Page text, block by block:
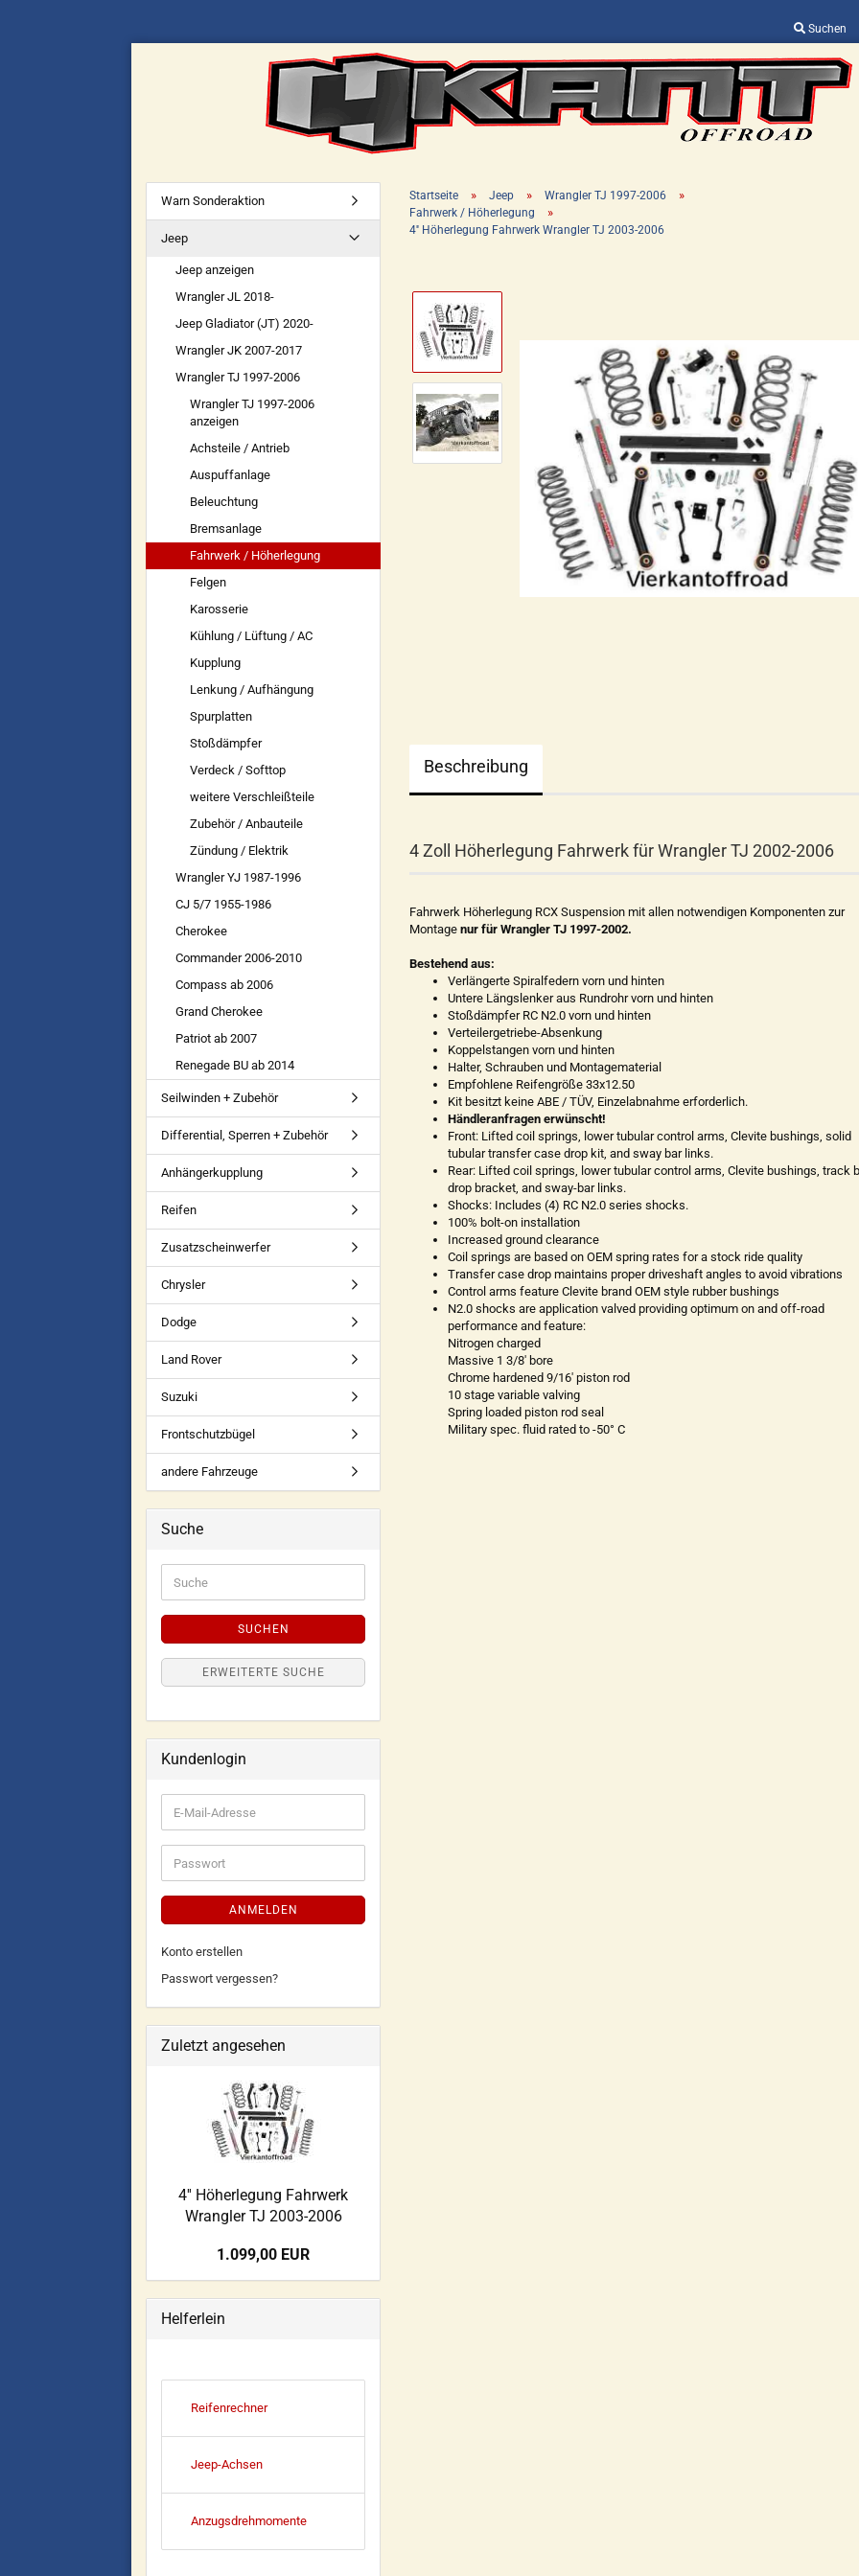
Suchen
Sprache auswählen
Lieferland
Startseite » Jeep » Wrangler TJ 1997-2006 »
Fahrwerk / Höherlegung »
4'' Höherlegung Fahrwerk Wrangler TJ 2003-2006
Beschreibung
4 Zoll Höherlegung Fahrwerk für Wrangler TJ 2002-2006
Fahrwerk Höherlegung RCX Suspension mit allen notwendigen Komponenten zur
Montage nur für Wrangler TJ 1997-2002.
Bestehend aus:
Verlängerte Spiralfedern vorn und hinten
Untere Längslenker aus Rundrohr vorn und hinten
Stoßdämpfer RC N2.0 vorn und hinten
Verteilergetriebe-Absenkung
Koppelstangen vorn und hinten
Halter, Schrauben und Montagematerial
Empfohlene Reifengröße 33x12.50
Kit besitzt keine ABE / TÜV, Einzelabnahme erforderlich.
Händleranfragen erwünscht!
Front: Lifted coil springs, lower tubular control arms, Clevite bushings, solid
tubular transfer case drop kit, and sway bar links.
Rear: Lifted coil springs, lower tubular control arms, Clevite bushings, track
drop bracket, and sway-bar links.
Shocks: Includes (4) RC N2.0 series shocks.
100% bolt-on installation
Increased ground clearance
Coil springs are based on OEM spring rates for a stock ride quality
Transfer case drop maintains proper driveshaft angles to avoid vibrations
Control arms feature Clevite brand OEM style rubber bushings
N2.0 shocks are application valved providing optimum on and off-road
performance and feature:
Nitrogen charged
Massive 1 3/8' bore
Chrome hardened 9/16' piston rod
10 stage variable valving
Spring loaded piston rod seal
Military spec. fluid rated to -50° C
Warn Sonderaktion
Jeep
Jeep anzeigen
Wrangler JL 2018-
Jeep Gladiator (JT) 2020-
Wrangler JK 2007-2017
Wrangler TJ 1997-2006
Wrangler TJ 1997-2006
anzeigen
Achsteile / Antrieb
Auspuffanlage
Beleuchtung
Bremsanlage
Fahrwerk / Höherlegung
Felgen
Karosserie
Kühlung / Lüftung / AC
Kupplung
Lenkung / Aufhängung
Spurplatten
Stoßdämpfer
Verdeck / Softtop
weitere Verschleißteile
Zubehör / Anbauteile
Zündung / Elektrik
Wrangler YJ 1987-1996
CJ 5/7 1955-1986
Cherokee
Commander 2006-2010
Compass ab 2006
Grand Cherokee
Patriot ab 2007
Renegade BU ab 2014
Seilwinden + Zubehör
Differential, Sperren + Zubehör
Anhängerkupplung
Reifen
Zusatzscheinwerfer
Chrysler
Dodge
Land Rover
Suzuki
Frontschutzbügel
andere Fahrzeuge
Suche
SUCHEN
ERWEITERTE SUCHE
Kundenlogin
ANMELDEN
Konto erstellen
Passwort vergessen?
Zuletzt angesehen
4'' Höherlegung Fahrwerk
Wrangler TJ 2003-2006
1.099,00 EUR
Helferlein
Reifenrechner
Jeep-Achsen
Anzugsdrehmomente